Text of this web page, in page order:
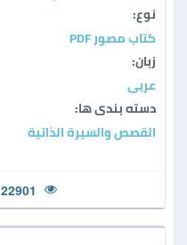
نوع:
كتاب مصور PDF
زبان:
عربی
دسته بندی ها:
القصص والسيرة الذاتية
22901